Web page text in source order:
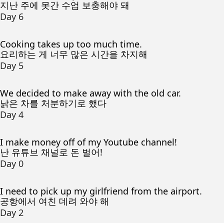
지난 주에 못간 수업 보충해야 돼
Day 6
Cooking takes up too much time.
요리하는 게 너무 많은 시간을 차지해
Day 5
We decided to make away with the old car.
낡은 차를 처분하기로 했다
Day 4
I make money off of my Youtube channel!
난 유튜브 채널로 돈 벌어!
Day 0
I need to pick up my girlfriend from the airport.
공항에서 여친 데려 와야 해
Day 2